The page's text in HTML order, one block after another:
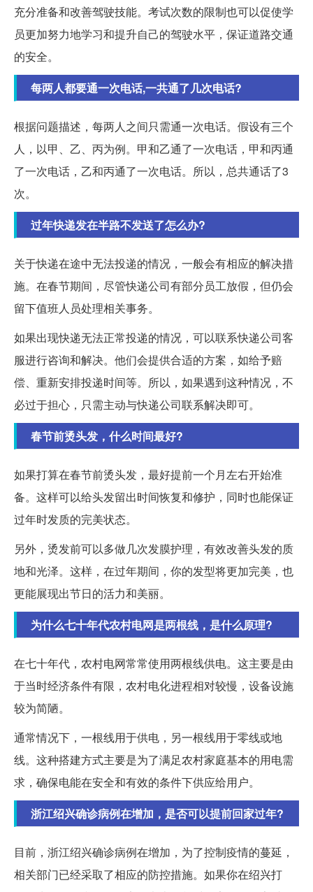
充分准备和改善驾驶技能。考试次数的限制也可以促使学
员更加努力地学习和提升自己的驾驶水平，保证道路交通
的安全。
每两人都要通一次电话,一共通了几次电话?
根据问题描述，每两人之间只需通一次电话。假设有三个
人，以甲、乙、丙为例。甲和乙通了一次电话，甲和丙通
了一次电话，乙和丙通了一次电话。所以，总共通话了3
次。
过年快递发在半路不发送了怎么办?
关于快递在途中无法投递的情况，一般会有相应的解决措
施。在春节期间，尽管快递公司有部分员工放假，但仍会
留下值班人员处理相关事务。
如果出现快递无法正常投递的情况，可以联系快递公司客
服进行咨询和解决。他们会提供合适的方案，如给予赔
偿、重新安排投递时间等。所以，如果遇到这种情况，不
必过于担心，只需主动与快递公司联系解决即可。
春节前烫头发，什么时间最好?
如果打算在春节前烫头发，最好提前一个月左右开始准
备。这样可以给头发留出时间恢复和修护，同时也能保证
过年时发质的完美状态。
另外，烫发前可以多做几次发膜护理，有效改善头发的质
地和光泽。这样，在过年期间，你的发型将更加完美，也
更能展现出节日的活力和美丽。
为什么七十年代农村电网是两根线，是什么原理?
在七十年代，农村电网常常使用两根线供电。这主要是由
于当时经济条件有限，农村电化进程相对较慢，设备设施
较为简陋。
通常情况下，一根线用于供电，另一根线用于零线或地
线。这种搭建方式主要是为了满足农村家庭基本的用电需
求，确保电能在安全和有效的条件下供应给用户。
浙江绍兴确诊病例在增加，是否可以提前回家过年?
目前，浙江绍兴确诊病例在增加，为了控制疫情的蔓延，
相关部门已经采取了相应的防控措施。如果你在绍兴打